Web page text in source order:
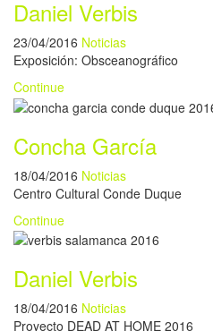
Daniel Verbis
23/04/2016 Noticias
Exposición: Obsceanográfico
Continue
Concha García
18/04/2016 Noticias
Centro Cultural Conde Duque
Continue
Daniel Verbis
18/04/2016 Noticias
Proyecto DEAD AT HOME 2016